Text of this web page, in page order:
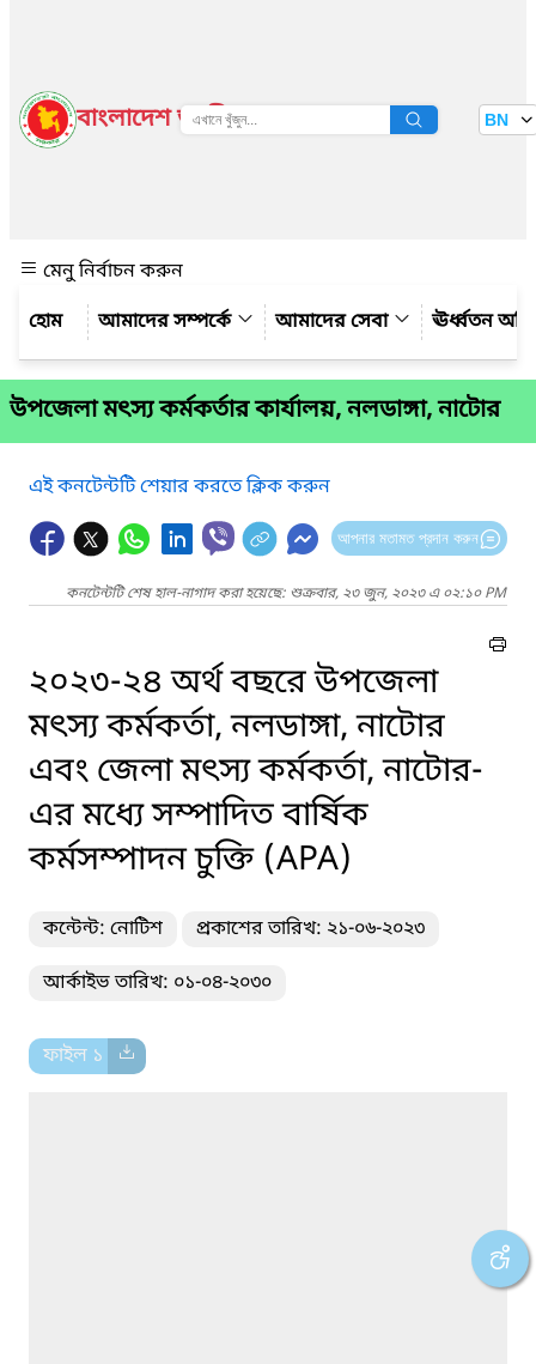
বাংলাদেশ জাতীয় তথ্য বাতায়ন BN
মেনু নির্বাচন করুন
আমাদের সম্পর্কে
আমাদের সেবা ঊর্ধ্বতন
উপজেলা মৎস্য কর্মকর্তার কার্যালয়, নলডাঙ্গা, নাটোর
এই কনটেন্টটি শেয়ার করতে ক্লিক করুন
আপনার মতামত প্রদান করুন
কনটেন্টটি শেষ হাল-নাগাদ করা হয়েছে: শুক্রবার, ২৩ জুন, ২০২৩ এ ০২:১০ PM
২০২৩-২৪ অর্থ বছরে উপজেলা
মৎস্য কর্মকর্তা, নলডাঙ্গা, নাটোর
এবং জেলা মৎস্য কর্মকর্তা, নাটোর-
এর মধ্যে সম্পাদিত বার্ষিক
কর্মসম্পাদন চুক্তি (APA)
কন্টেন্ট: নোটিশ প্রকাশের তারিখ: ২১-০৬-২০২৩
আর্কাইভ তারিখ: ০১-০৪-২০৩০
ফাইল ১